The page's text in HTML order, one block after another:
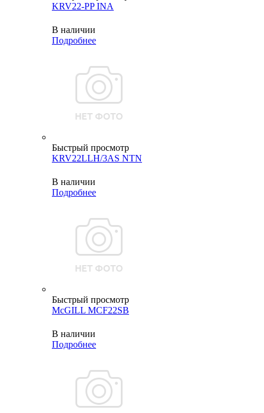
KRV22-PP INA
В наличии
Подробнее
Быстрый просмотр
KRV22LLH/3AS NTN
В наличии
Подробнее
Быстрый просмотр
McGILL MCF22SB
В наличии
Подробнее